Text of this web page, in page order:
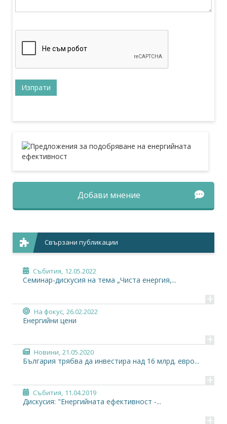
Добави мнение
Свързани публикации
Събития, 12.05.2022
Семинар-дискусия на тема „Чиста енергия,...
+
На фокус, 26.02.2022
Енергийни цени
+
Новини, 21.05.2020
България трябва да инвестира над 16 млрд. евро...
+
Събития, 11.04.2019
Дискусия: "Енергийната ефективност -...
+